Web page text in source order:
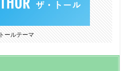
トールテーマ